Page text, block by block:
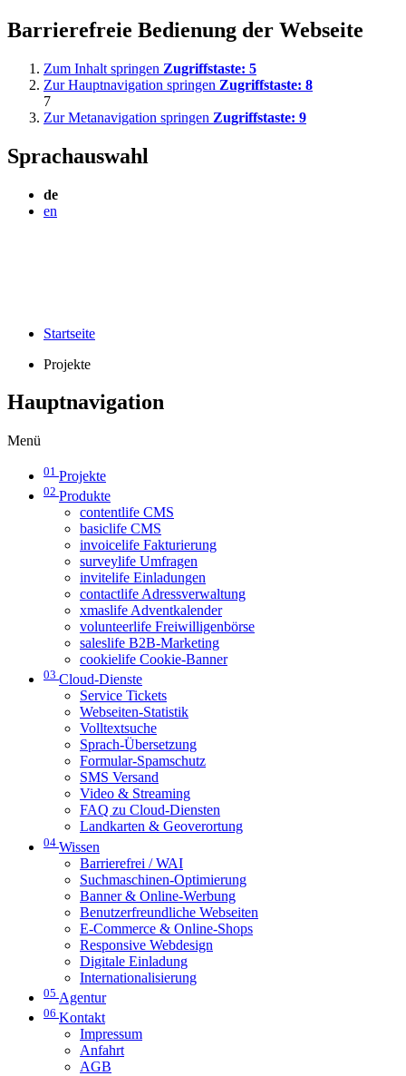
Barrierefreie Bedienung der Webseite
Zum Inhalt springen Zugriffstaste: 5
Zur Hauptnavigation springen Zugriffstaste: 8
7
Zur Metanavigation springen Zugriffstaste: 9
Sprachauswahl
de
en
Startseite
Projekte
Hauptnavigation
Menü
01 Projekte
02 Produkte
contentlife CMS
basiclife CMS
invoicelife Fakturierung
surveylife Umfragen
invitelife Einladungen
contactlife Adressverwaltung
xmaslife Adventkalender
volunteerlife Freiwilligenbörse
saleslife B2B-Marketing
cookielife Cookie-Banner
03 Cloud-Dienste
Service Tickets
Webseiten-Statistik
Volltextsuche
Sprach-Übersetzung
Formular-Spamschutz
SMS Versand
Video & Streaming
FAQ zu Cloud-Diensten
Landkarten & Geoverortung
04 Wissen
Barrierefrei / WAI
Suchmaschinen-Optimierung
Banner & Online-Werbung
Benutzerfreundliche Webseiten
E-Commerce & Online-Shops
Responsive Webdesign
Digitale Einladung
Internationalisierung
05 Agentur
06 Kontakt
Impressum
Anfahrt
AGB